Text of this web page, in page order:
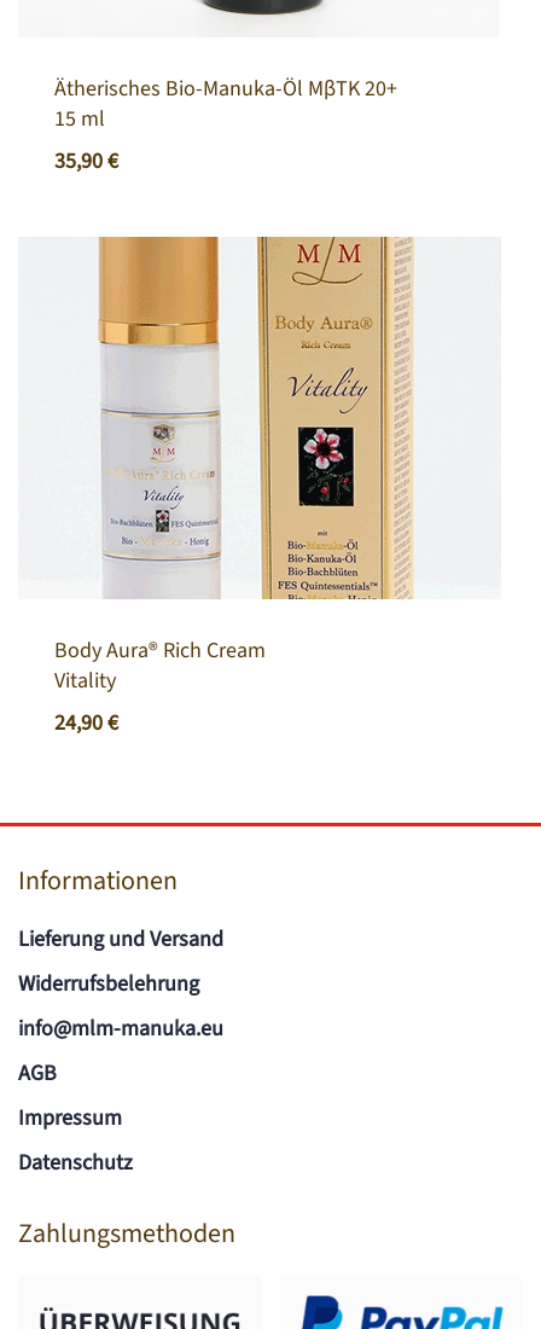
Ätherisches Bio-Manuka-Öl MβTK 20+
15 ml
35,90€
Body Aura® Rich Cream
Vitality
24,90€
Informationen
Lieferung und Versand
Widerrufsbelehrung
info@mlm-manuka.eu
AGB
Impressum
Datenschutz
Zahlungsmethoden